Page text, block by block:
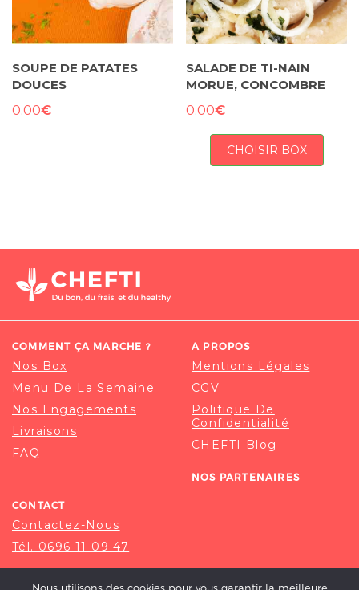
SOUPE DE PATATES
DOUCES
0.00€
SALADE DE TI-NAIN
MORUE, CONCOMBRE
0.00€
CHOISIR BOX
COMMENT ÇA MARCHE ?
Nos Box
Menu De La Semaine
Nos Engagements
Livraisons
FAQ
A PROPOS
Mentions Légales
CGV
Politique De
Confidentialité
CHEFTI Blog
NOS PARTENAIRES
CONTACT
Contactez-Nous
Tél. 0696 11 09 47